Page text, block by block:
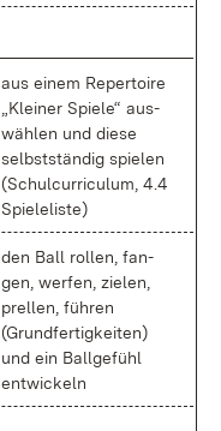
aus ei­nem Re­per­toire
„Klei­ner Spie­le“ aus­
wäh­len und die­se
selbst­stän­dig spie­len
(Schul­cur­ri­cu­lum, 4.4
Spiele­lis­te)
den Ball rol­len, fan­
gen, wer­fen, zie­len,
prel­len, füh­ren
(Grund­fer­tig­kei­ten)
und ein Ball­ge­fühl
ent­wi­ckeln